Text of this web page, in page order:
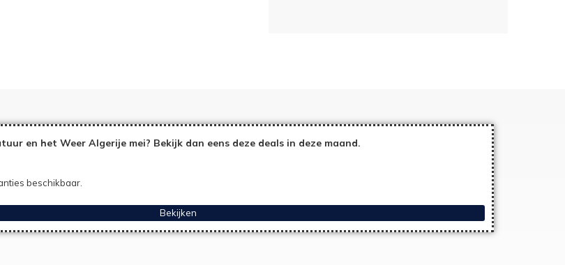
en het Weer Algerije mei? Bekijk dan eens deze deals in deze maand.
beschikbaar.
Bekijken